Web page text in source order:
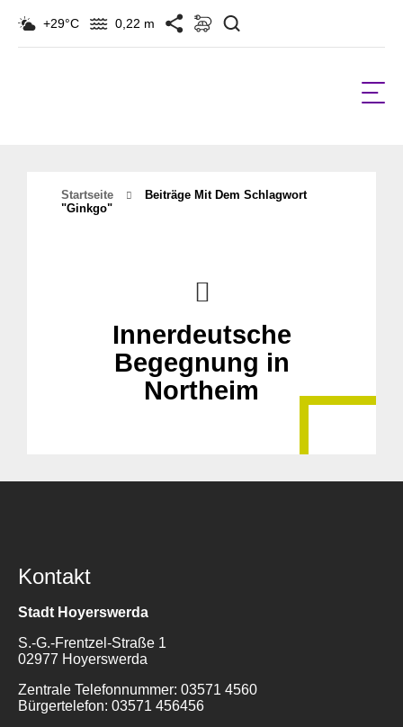
+29°C 0,22 m
Startseite
Beiträge Mit Dem Schlagwort
"ginkgo"
Innerdeutsche
Begegnung in
Northeim
Kontakt
Stadt Hoyerswerda
S.-G.-Frentzel-Straße 1
02977 Hoyerswerda
Zentrale Telefonnummer: 03571 4560
Bürgertelefon: 03571 456456